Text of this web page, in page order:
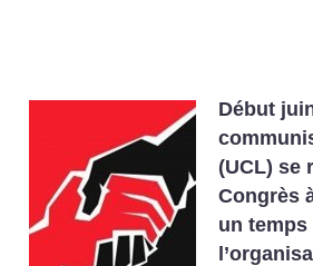
Début
(UCL) se
Congrès
un